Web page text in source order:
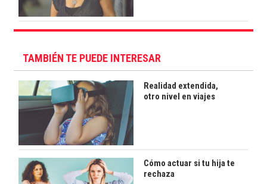
TAMBIÉN TE PUEDE INTERESAR
Realidad extendida,
otro nivel en viajes
Cómo actuar si tu hija te
rechaza